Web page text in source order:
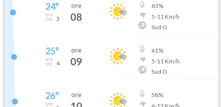
24°
3
ore
08
63%
5-11 Km/h
Sud O
25°
4
ore
09
61%
5-11 Km/h
Sud O
26° ore 58%